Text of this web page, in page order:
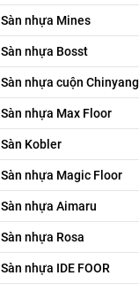
Sàn nhựa Mines
Sàn nhựa Bosst
Sàn nhựa cuộn Chinyang
Sàn nhựa Max Floor
Sàn Kobler
Sàn nhựa Magic Floor
Sàn nhựa Aimaru
Sàn nhựa Rosa
Sàn nhựa IDE FOOR